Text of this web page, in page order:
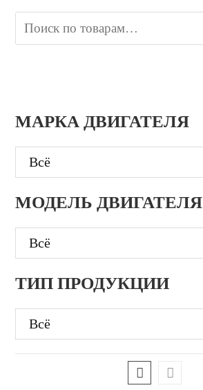
МАРКА ДВИГАТЕЛЯ
МОДЕЛЬ ДВИГАТЕЛЯ
ТИП ПРОДУКЦИИ